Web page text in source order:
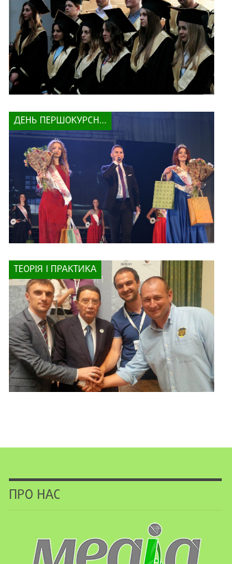
ДЕНЬ ПЕРШОКУРСНИКА
ТЕОРІЯ І ПРАКТИКА
ПРО НАС